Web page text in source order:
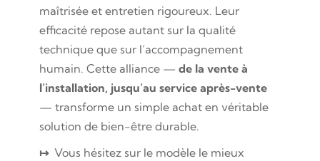
maîtrisée et entretien rigoureux. Leur
efficacité repose autant sur la qualité
technique que sur l’accompagnement
humain. Cette alliance — de la vente à
l’installation, jusqu’au service après-vente
— transforme un simple achat en véritable
solution de bien-être durable.
↦Vous hésitez sur le modèle le mieux